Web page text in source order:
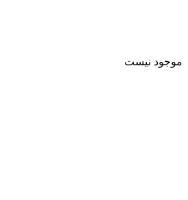
موجود نیست